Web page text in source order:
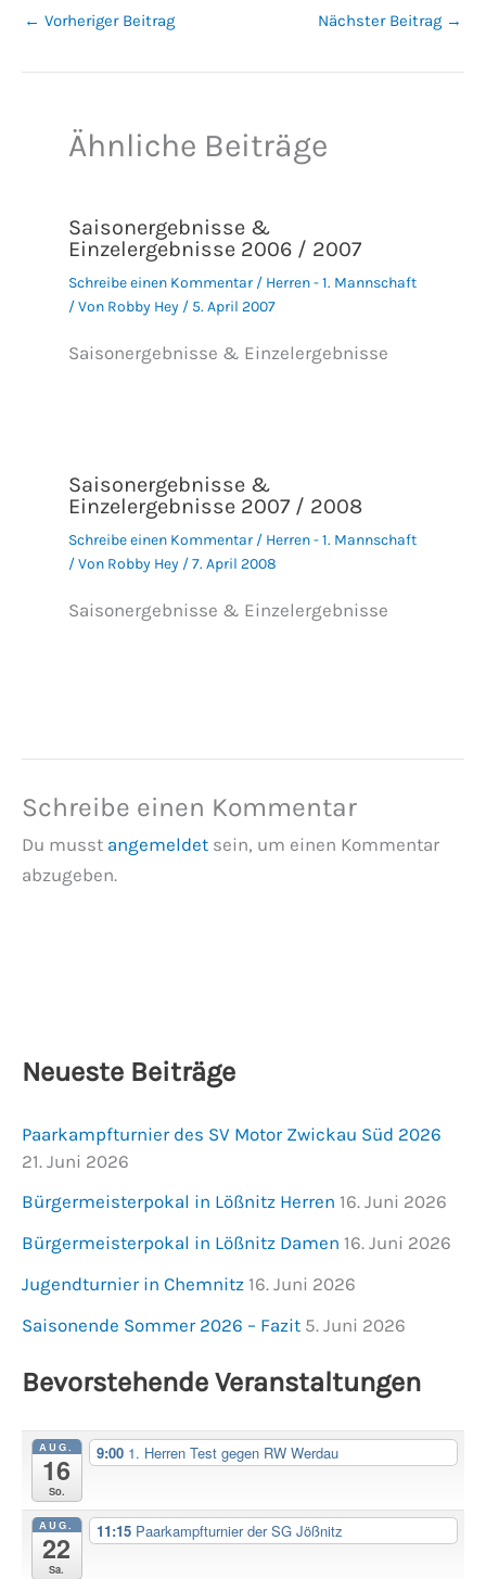
← Vorheriger Beitrag Nächster Beitrag →
Ähnliche Beiträge
Saisonergebnisse &
Einzelergebnisse 2006 / 2007
Schreibe einen Kommentar / Herren - 1. Mannschaft
/ Von Robby Hey / 5. April 2007
Saisonergebnisse & Einzelergebnisse
Saisonergebnisse &
Einzelergebnisse 2007 / 2008
Schreibe einen Kommentar / Herren - 1. Mannschaft
/ Von Robby Hey /7. April 2008
Saisonergebnisse & Einzelergebnisse
Schreibe einen Kommentar
Du musst angemeldet sein, um einen Kommentar
abzugeben.
Neueste Beiträge
Paarkampfturnier des SV Motor Zwickau Süd 2026
21. Juni 2026
Bürgermeisterpokal in Lößnitz Herren 16. Juni 2026
Bürgermeisterpokal in Lößnitz Damen 16. Juni 2026
Jugendturnier in Chemnitz 16. Juni 2026
Saisonende Sommer 2026 – Fazit 5. Juni 2026
Bevorstehende Veranstaltungen
AUG.
16
So.
9:00 1. Herren Test gegen RW Werdau
AUG.
22
Sa.
11:15 Paarkampfturnier der SG Jößnitz